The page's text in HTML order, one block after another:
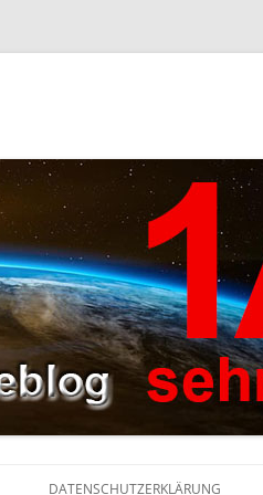
DATENSCHUTZERKLÄRUNG